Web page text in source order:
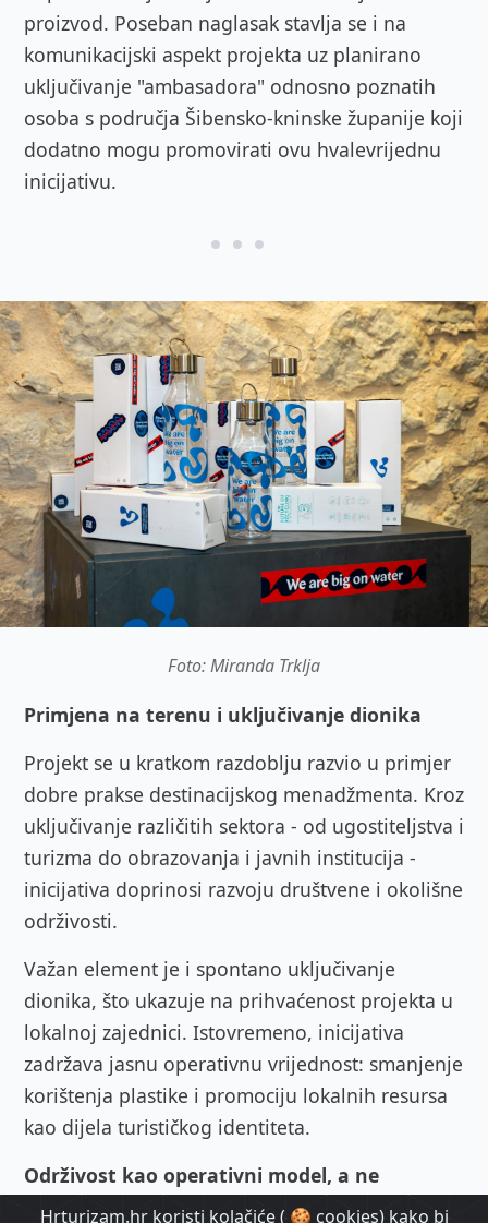
proizvod. Poseban naglasak stavlja se i na
komunikacijski aspekt projekta uz planirano
uključivanje "ambasadora" odnosno poznatih
osoba s područja Šibensko-kninske županije koji
dodatno mogu promovirati ovu hvalevrijednu
inicijativu.
Foto: Miranda Trklja
Primjena na terenu i uključivanje dionika
Projekt se u kratkom razdoblju razvio u primjer
dobre prakse destinacijskog menadžmenta. Kroz
uključivanje različitih sektora - od ugostiteljstva i
turizma do obrazovanja i javnih institucija -
inicijativa doprinosi razvoju društvene i okolišne
održivosti.
Važan element je i spontano uključivanje
dionika, što ukazuje na prihvaćenost projekta u
lokalnoj zajednici. Istovremeno, inicijativa
zadržava jasnu operativnu vrijednost: smanjenje
korištenja plastike i promociju lokalnih resursa
kao dijela turističkog identiteta.
Održivost kao operativni model, a ne
komunikacijski alat
Hrturizam.hr koristi kolačiće ( 🍪 cookies) kako bi